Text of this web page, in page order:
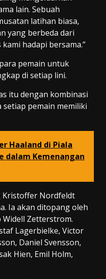
lain. Sebuah
latihan biasa,
yang berbeda dari
hadapi bersama.”
pemain untuk
di setiap lini.
itu dengan kombinasi
setiap pemain memiliki
Haaland di Piala
dalam Kemenangan
Kristoffer Nordfeldt
Ia akan ditopang oleh
Widell Zetterstrom.
Lagerbielke, Victor
Daniel Svensson,
Hien, Emil Holm,